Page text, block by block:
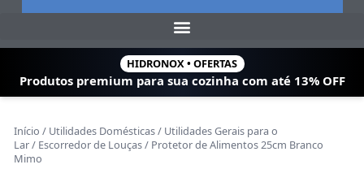
HIDRONOX • OFERTAS
Produtos premium para sua cozinha com até 13% OFF
Início / Utilidades Domésticas/ Utilidades Gerais para o
Lar/ Escorredor de Louças/ Protetor de Alimentos 25cm Branco
Mimo